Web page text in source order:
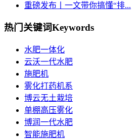
重磅发布丨一文带你搞懂“排...
热门关键词Keywords
水肥一体化
云沃一代水肥
施肥机
雾化打药机系
博云无土栽培
单棚高压雾化
博润一代水肥
智能施肥机